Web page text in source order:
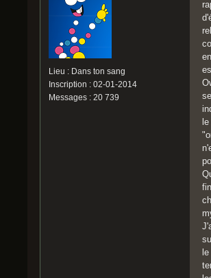
Lieu : Dans ton sang
Inscription : 02-01-2014
Messages : 20 739